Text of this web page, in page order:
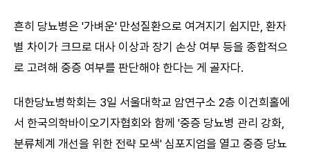
흔히 당뇨병은 '가벼운' 만성질환으로 여겨지기 쉽지만, 환자
별 차이가 크므로 대사 이상과 장기 손상 여부 등을 종합적으
로 고려해 중증 여부를 판단해야 한다는 게 골자다.
대한당뇨병학회는 3일 서울대학교 암연구소 2층 이건희홀에
서 한국의학바이오기자협회와 함께 '중증 당뇨병 관리 강화,
분류체계 개선을 위한 전략 모색' 심포지엄을 열고 중증 당뇨